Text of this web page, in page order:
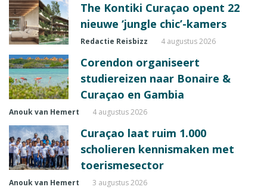
The Kontiki Curaçao opent 22
nieuwe ‘jungle chic’-kamers
Redactie Reisbizz 4 augustus 2026
Corendon organiseert
studiereizen naar Bonaire &
Curaçao en Gambia
Anouk van Hemert 4 augustus 2026
Curaçao laat ruim 1.000
scholieren kennismaken met
toerismesector
Anouk van Hemert 3 augustus 2026